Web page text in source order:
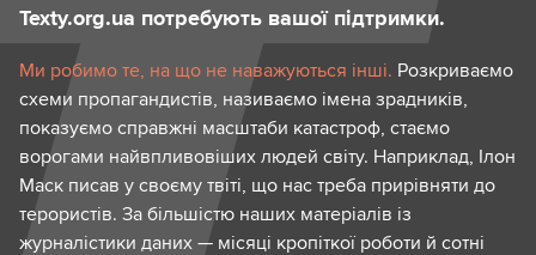
Texty.org.ua потребують вашої підтримки.
Ми робимо те, на що не наважуються інші. Розкриваємо
схеми пропагандистів, називаємо імена зрадників,
показуємо справжні масштаби катастроф, стаємо
ворогами найвпливовіших людей світу. Наприклад, Ілон
Маск писав у своєму твіті, що нас треба прирівняти до
терористів. За більшістю наших матеріалів із
журналістики даних — місяці кропіткої роботи й сотні